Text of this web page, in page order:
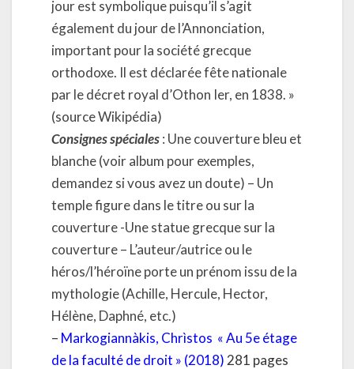
jour est symbolique puisqu’il s’agit
également du jour de l’Annonciation,
important pour la société grecque
orthodoxe. Il est déclarée fête nationale
par le décret royal d’Othon Ier, en 1838. »
(source Wikipédia)
Consignes spéciales: Une couverture bleu et
blanche (voir album pour exemples,
demandez si vous avez un doute) – Un
temple figure dans le titre ou sur la
couverture -Une statue grecque sur la
couverture – L’auteur/autrice ou le
héros/l’héroïne porte un prénom issu de la
mythologie (Achille, Hercule, Hector,
Hélène, Daphné, etc.)
– Markogiannàkis, Chrìstos « Au 5e étage
de la faculté de droit » (2018) 281 pages